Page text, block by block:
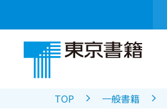
TOP 一般書籍